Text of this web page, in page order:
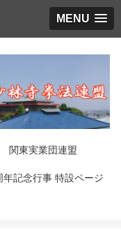
MENU
関東実業団連盟
年記念行事 特設ページ